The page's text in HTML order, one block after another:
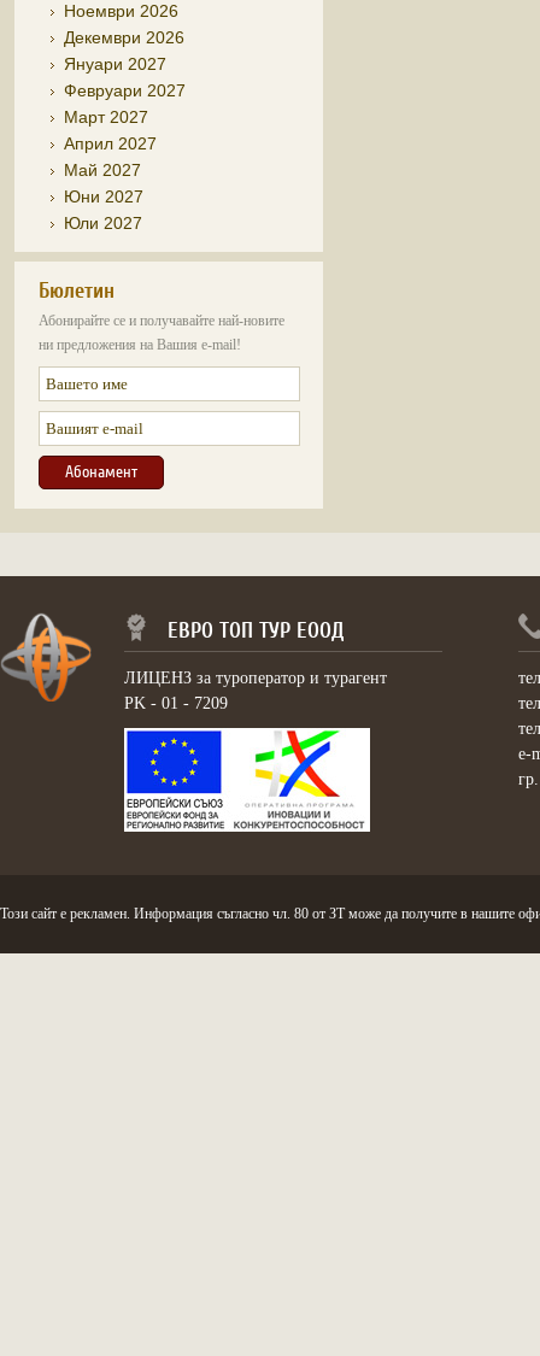
Ноември 2026
Декември 2026
Януари 2027
Февруари 2027
Март 2027
Април 2027
Май 2027
Юни 2027
Юли 2027
Бюлетин
Абонирайте се и получавайте най-новите
ни предложения на Вашия e-mail!
ЕВРО ТОП ТУР ЕООД
ЛИЦЕНЗ за туроператор и турагент
PK - 01 - 7209
e-
Този сайт е рекламен. Информация съгласно чл. 80 от ЗТ може да получите в нашите